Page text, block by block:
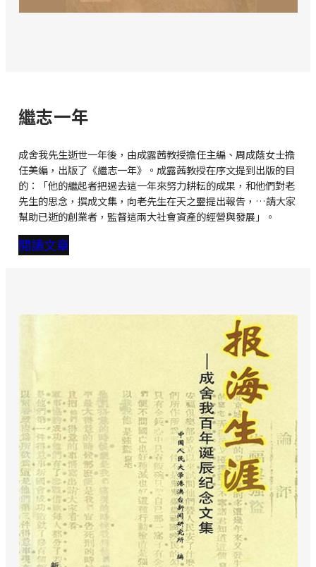
繼志一年
成舍我先生逝世一年後，由成露茜教授擔任主編、周成蔭女士擔
任美編，出版了《繼志一年》。成露茜教授在序文提到出版的目
的：「他的繼起者把過去這一年來努力耕耘的成果，和他們對老
先生的思念，撰成文集，向老先生在天之靈提出報告，…請大家
幫助已逝的創業者，監督這兩大社會資產的經營與發展」。
閱讀文章